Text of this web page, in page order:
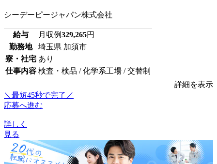
シーデーピージャパン株式会社
給与 月収例329,265円
勤務地
埼玉県 加須市
寮・社宅 あり
仕事内容 検査・検品 / 化学系工場 / 交替制
詳細を表示
＼最短45秒で完了／
応募へ進む
詳しく
見る